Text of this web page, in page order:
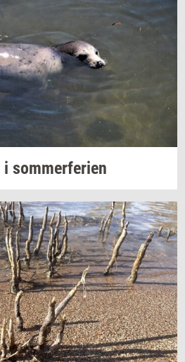
i som­mer­fe­ri­en